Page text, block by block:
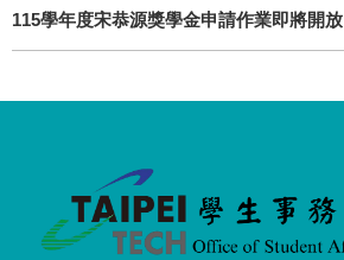
115學年度宋恭源獎學金申請作業即將開放